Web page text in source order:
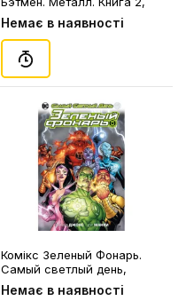
(171350)
Немає в наявності
Комікс Зеленый Фонарь.
Самый светлый день,
(194960)
Немає в наявності